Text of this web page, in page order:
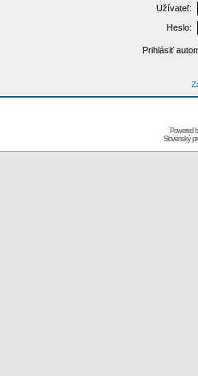
Užívateľ:
Heslo:
Prihlásiť
Powered
Slovenský